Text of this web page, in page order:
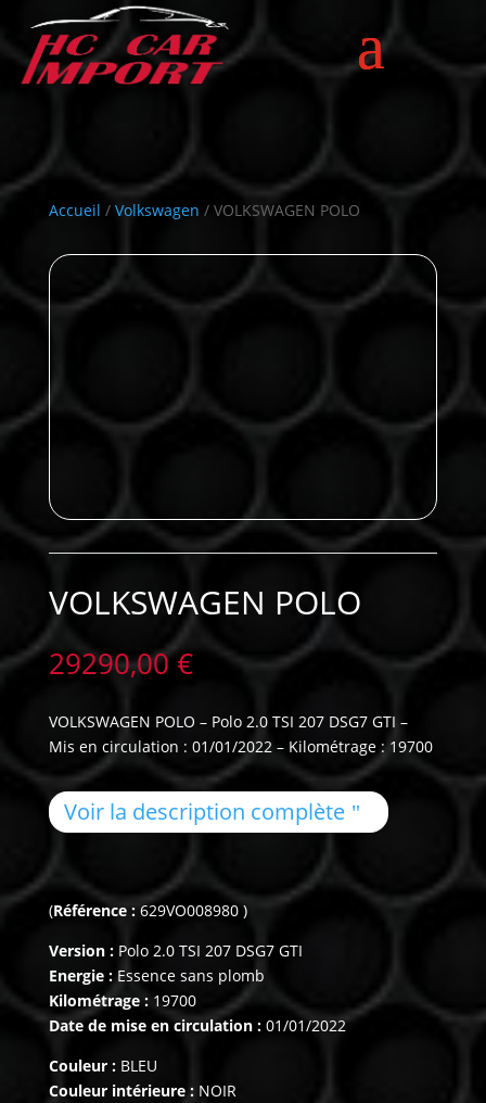
Accueil / Volkswagen / VOLKSWAGEN POLO
VOLKSWAGEN POLO
29290,00€
VOLKSWAGEN POLO – Polo 2.0 TSI 207 DSG7 GTI –
Mis en circulation : 01/01/2022 – Kilométrage : 19700
Voir la description complète
(Référence : 629VO008980 )
Version :Polo 2.0 TSI 207 DSG7 GTI
Energie :Essence sans plomb
Kilométrage :19700
Date de mise en circulation :01/01/2022
Couleur :BLEU
Couleur intérieure : NOIR